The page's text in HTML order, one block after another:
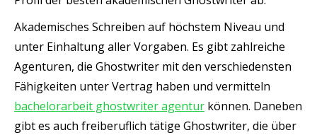
Akademisches Schreiben auf höchstem Niveau und
unter Einhaltung aller Vorgaben. Es gibt zahlreiche
Agenturen, die Ghostwriter mit den verschiedensten
Fähigkeiten unter Vertrag haben und vermitteln
bachelorarbeit ghostwriter agentur können. Daneben
gibt es auch freiberuflich tätige Ghostwriter, die über